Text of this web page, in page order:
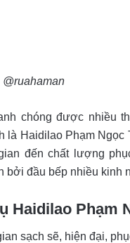
@ruahaman
chóng được nhiều
Haidilao Phạm
đến chất lượng
bởi đầu bếp nhiều kinh
Haidilao Phạm
sạch sẽ, hiện đại,